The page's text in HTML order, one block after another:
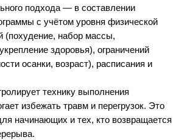
подхода — в составлении
с учётом уровня физической
(похудение, набор массы,
здоровья), ограничений
осанки, возраст), расписания и
технику выполнения
избежать травм и перегрузок. Это
начинающих и тех, кто возвращается